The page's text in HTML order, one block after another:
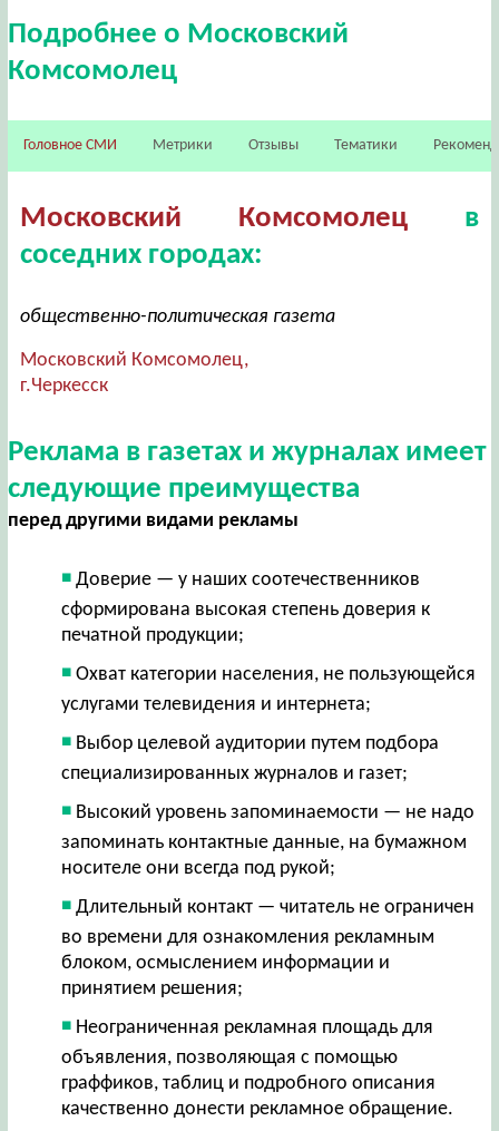
Подробнее о Московский
Комсомолец
Головное СМИ Метрики Отзывы Тематики
Московский Комсомолецв
соседних городах:
общественно-политическая газета
Московский Комсомолец,
г.Черкесск
Реклама в газетах и журналах имеет
следующие преимущества
перед другими видами рекламы
Доверие — у наших соотечественников
сформирована высокая степень доверия к
печатной продукции;
Охват категории населения, не пользующейся
услугами телевидения и интернета;
Выбор целевой аудитории путем подбора
специализированных журналов и газет;
Высокий уровень запоминаемости — не надо
запоминать контактные данные, на бумажном
носителе они всегда под рукой;
Длительный контакт — читатель не ограничен
во времени для ознакомления рекламным
блоком, осмыслением информации и
принятием решения;
Неограниченная рекламная площадь для
объявления, позволяющая с помощью
граффиков, таблиц и подробного описания
качественно донести рекламное обращение.